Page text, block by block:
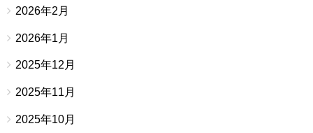
2026年2月
2026年1月
2025年12月
2025年11月
2025年10月